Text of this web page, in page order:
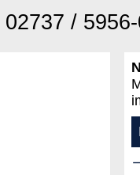
/